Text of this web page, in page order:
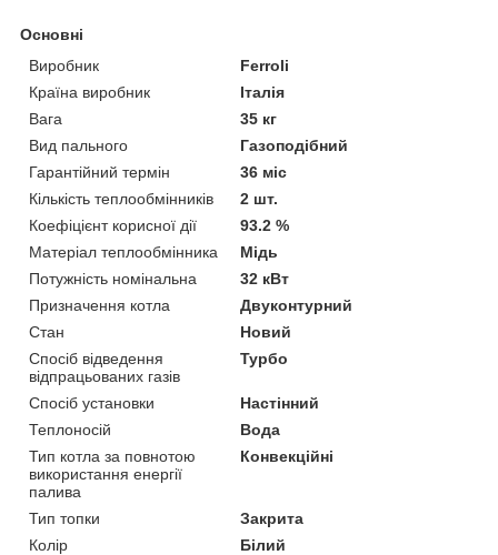
Основні
Виробник
Ferroli
Країна виробник
Італія
Вага
35 кг
Вид пального
Газоподібний
Гарантійний термін
36 міс
Кількість теплообмінників
2 шт.
Коефіцієнт корисної дії
93.2 %
Матеріал теплообмінника
Мідь
Потужність номінальна
32 кВт
Призначення котла
Двуконтурний
Стан
Новий
Спосіб відведення
відпрацьованих газів
Турбо
Спосіб установки
Настінний
Теплоносій
Вода
Тип котла за повнотою
використання енергії
палива
Конвекційні
Тип топки
Закрита
Колір
Білий